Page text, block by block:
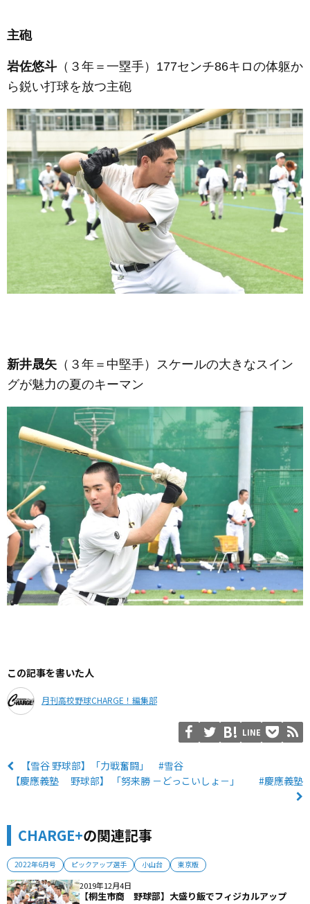
主砲
岩佐悠斗 （３年＝一塁手） 177センチ86キロの体躯か
ら鋭い打球を放つ主砲
新井晟矢 （３年＝中堅手） スケールの大きなスイン
グが魅力の夏のキーマン
この記事を書いた人
月刊高校野球CHARGE！編集部
LINE
【雪谷 野球部】「力戦奮闘」 #雪谷
【慶應義塾 野球部】 「努来勝 －どっこいしょ－」 #慶應義塾
CHARGE+の関連記事
2022年6月号 ピックアップ選手 小山台 東京版
2019年12月4日
【桐生市商 野球部】大盛り飯でフィジカルアップ